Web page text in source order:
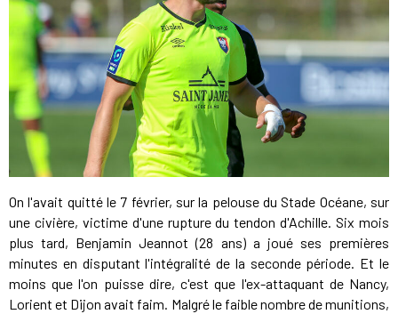
On l'avait quitté le 7 février, sur la pelouse du Stade Océane, sur
une civière, victime d'une rupture du tendon d'Achille. Six mois
plus tard, Benjamin Jeannot (28 ans) a joué ses premières
minutes en disputant l'intégralité de la seconde période. Et le
moins que l'on puisse dire, c'est que l'ex-attaquant de Nancy,
Lorient et Dijon avait faim. Malgré le faible nombre de munitions,